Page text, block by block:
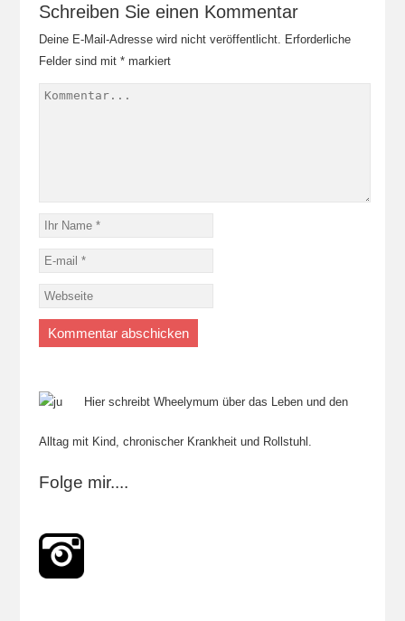
Schreiben Sie einen Kommentar
Deine E-Mail-Adresse wird nicht veröffentlicht. Erforderliche
Felder sind mit *markiert
Hier schreibt Wheelymum über das Leben und den
Alltag mit Kind, chronischer Krankheit und Rollstuhl.
Folge mir....